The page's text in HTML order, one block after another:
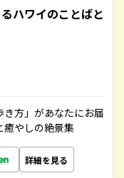
ハワイのことばと
方」があなたにお届
癒やしの絶景集
詳細を見る